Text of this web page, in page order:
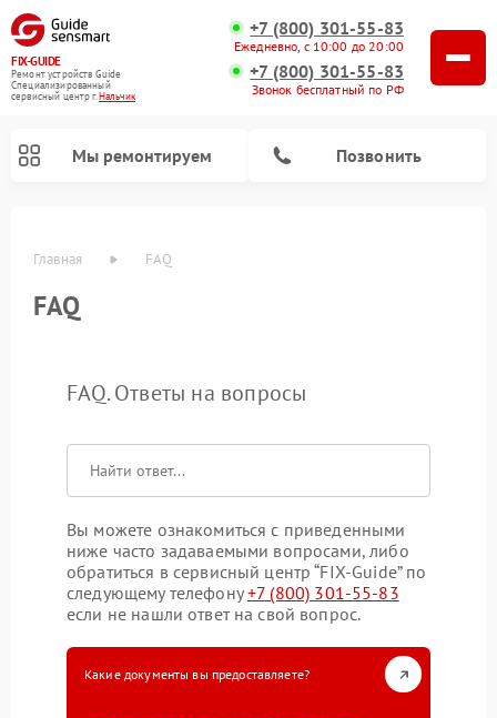
FIX-GUIDE
Ремонт устройств Guide
Специализированный
cервисный центр г.Нальчик
+7 (800) 301-55-83
Ежедневно, с 10:00 до 20:00
+7 (800) 301-55-83
Звонок бесплатный по РФ
Мы ремонтируем Позвонить
Главная FAQ
FAQ
FAQ. Ответы на вопросы
Вы можете ознакомиться с приведенными
ниже часто задаваемыми вопросами, либо
обратиться в сервисный центр “FIX-Guide” по
следующему телефону+7 (800) 301-55-83
если не нашли ответ на свой вопрос.
Какие документы вы предоставляете?